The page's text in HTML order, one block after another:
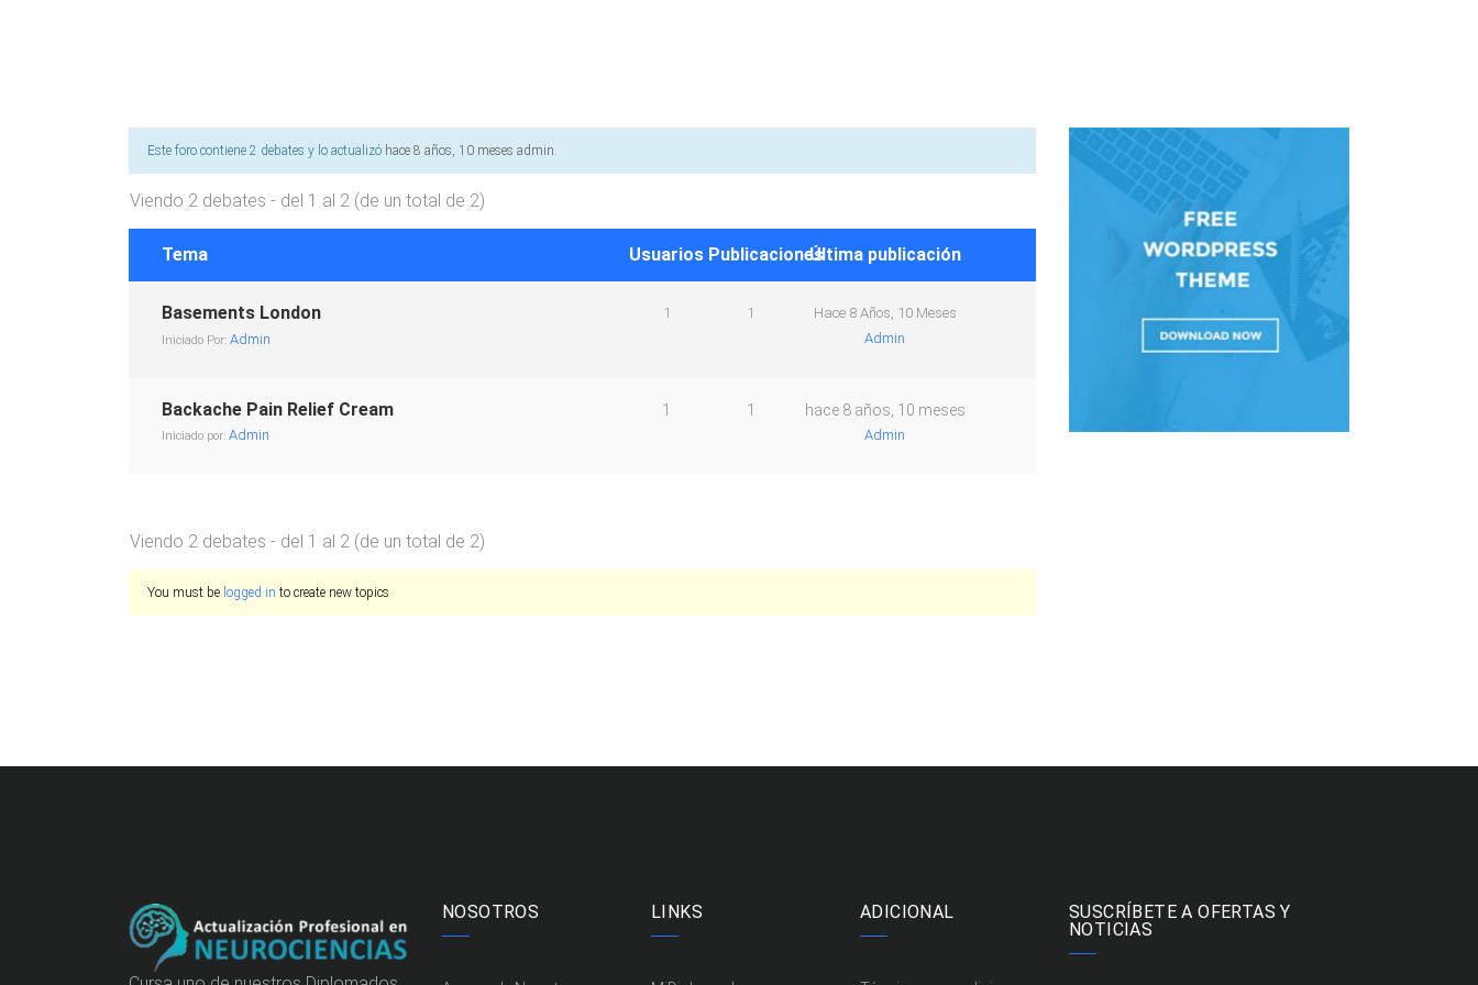
Este foro contiene 2 debates y lo actualizó hace 8 años, 10 meses admin.
Viendo 2 debates - del 1 al 2 (de un total de 2)
Tema Usuarios PublicacionesÚltima publicación
Basements London
Iniciado Por: Admin
1 1
Hace 8 Años, 10 Meses
Admin
Backache Pain Relief Cream
Iniciado por: Admin
1 1 hace 8 años, 10 meses
Admin
Viendo 2 debates - del 1 al 2 (de un total de 2)
You must be logged in to create new topics
NOSOTROS LINKS ADICIONAL
SUSCRÍBETE A OFERTAS Y
NOTICIAS